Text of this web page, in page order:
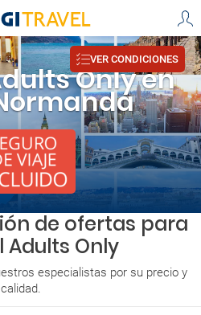
Only en
VER CONDICIONES
de ofertas para
Adults Only
especialistas por su precio y
calidad.